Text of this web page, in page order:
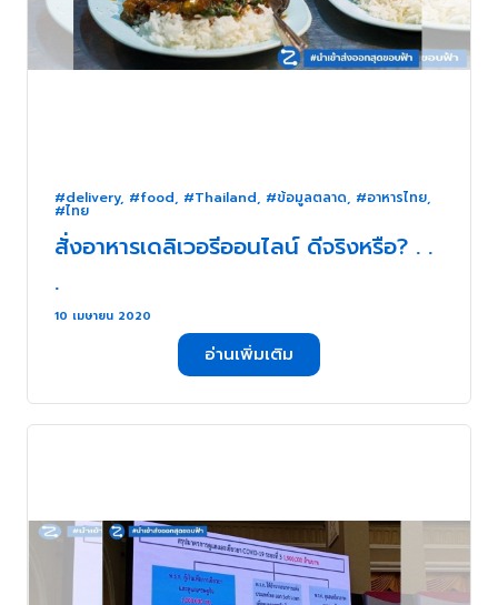
#delivery, #food, #Thailand, #ข้อมูลตลาด, #อาหารไทย,
#ไทย
สั่งอาหารเดลิเวอรีออนไลน์ ดีจริงหรือ? . .
.
10 เมษายน 2020
อ่านเพิ่มเติม